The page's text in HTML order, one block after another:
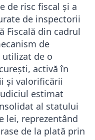
de risc fiscal şi a
de inspectorii
Fiscală din cadrul
de
de o
activă în
şi valorificării
estimat
al statului
lei, reprezentând
de la plată prin